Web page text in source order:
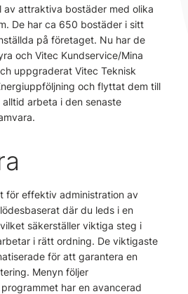
av attraktiva bostäder med olika
De har ca 650 bostäder i sitt
på företaget. Nu har de
och Vitec Kundservice/Mina
uppgraderat Vitec Teknisk
och flyttat dem till
arbeta i den senaste
för effektiv administration av
där du leds i en
säkerställer viktiga steg i
i rätt ordning. De viktigaste
för att garantera en
Menyn följer
har en avancerad